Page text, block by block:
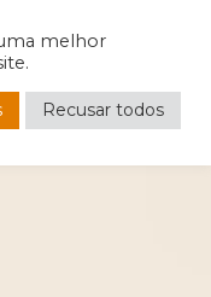
melhor
Recusar todos